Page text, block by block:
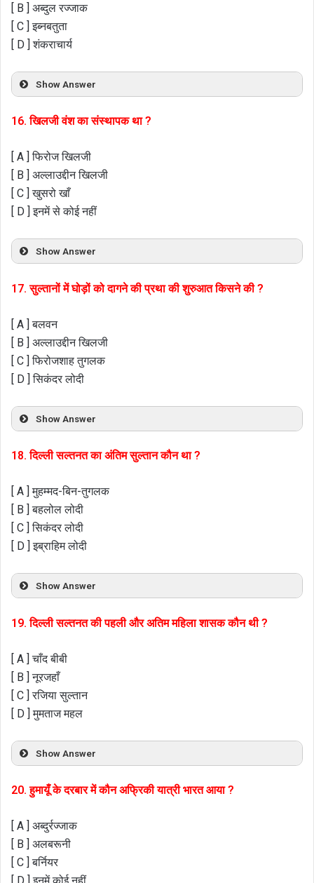
[ B ] अब्दुल रज्जाक
[ C ] इब्नबतुता
[ D ] शंकराचार्य
Show Answer
16. खिलजी वंश का संस्थापक था ?
[ A ] फिरोज खिलजी
[ B ] अल्लाउद्दीन खिलजी
[ C ] खुसरो खाँ
[ D ] इनमें से कोई नहीं
Show Answer
17. सुल्तानों में घोड़ों को दागने की प्रथा की शुरुआत किसने की ?
[ A ] बलवन
[ B ] अल्लाउद्दीन खिलजी
[ C ] फिरोजशाह तुगलक
[ D ] सिकंदर लोदी
Show Answer
18. दिल्ली सल्तनत का अंतिम सुल्तान कौन था ?
[ A ] मुहम्मद-बिन-तुगलक
[ B ] बहलोल लोदी
[ C ] सिकंदर लोदी
[ D ] इब्राहिम लोदी
Show Answer
19. दिल्ली सल्तनत की पहली और अतिम महिला शासक कौन थी ?
[ A ] चाँद बीबी
[ B ] नूरजहाँ
[ C ] रजिया सुल्तान
[ D ] मुमताज महल
Show Answer
20. हुमायूँ के दरबार में कौन अफ्रिकी यात्री भारत आया ?
[ A ] अब्दुर्रज्जाक
[ B ] अलबरूनी
[ C ] बर्नियर